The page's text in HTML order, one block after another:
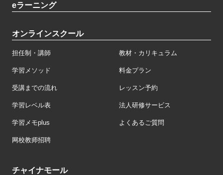
eラーニング
オンラインスクール
担任制・講師 教材・カリキュラム
学習メソッド 料金プラン
受講までの流れ レッスン予約
学習レベル表 法人研修サービス
学習メモplus よくあるご質問
网校教师招聘
チャイナモール